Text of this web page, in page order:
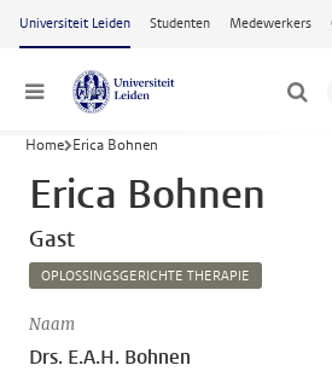
Ga naar hoofdinhoud
Universiteit Leiden Studenten Medewerkers
Menu
Home Erica Bohnen
Erica Bohnen
Gast
OPLOSSINGSGERICHTE THERAPIE
Naam
Drs. E.A.H. Bohnen